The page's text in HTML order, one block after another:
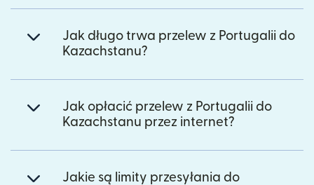
Jak długo trwa przelew z Portugalii do
Kazachstanu?
Jak opłacić przelew z Portugalii do
Kazachstanu przez internet?
Jakie są limity przesyłania do